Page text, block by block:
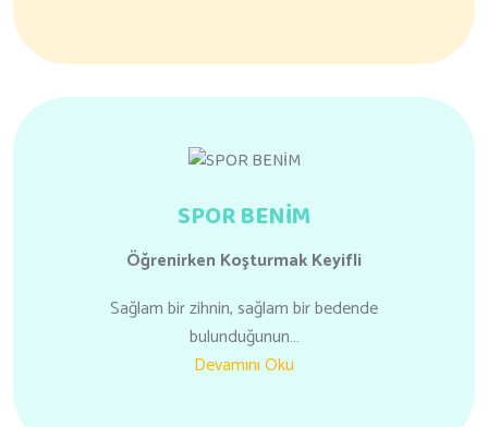
SPOR BENİM
Öğrenirken Koşturmak Keyifli
Sağlam bir zihnin, sağlam bir bedende
bulunduğunun…
Devamını Oku